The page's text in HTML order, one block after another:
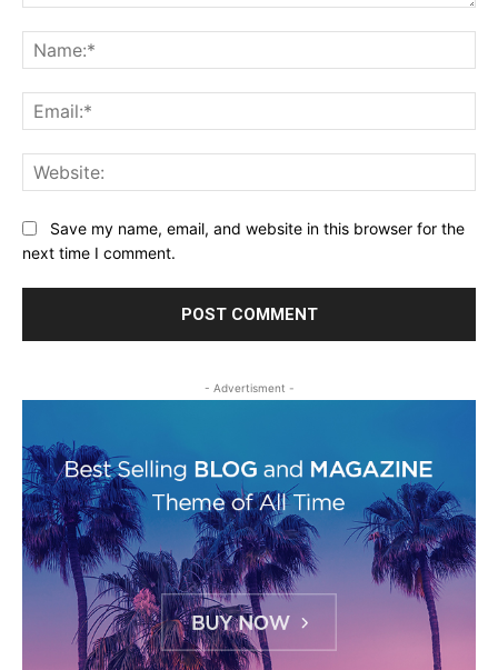
Save my name, email, and website in this browser for the
next time I comment.
- Advertisment -